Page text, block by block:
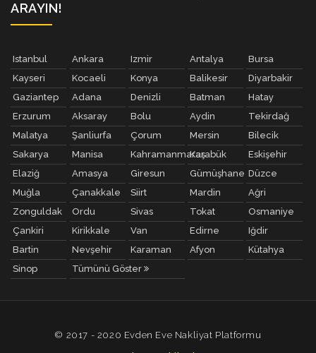
ARAYIN!
Istanbul Ankara Izmir Antalya
Bursa
Kayseri
Kocaeli Konya Balikesir
Diyarbakir
Gaziantep
Adana Denizli Batman
Hatay
Erzurum
Aksaray Bolu Aydin
Tekirdağ
Malatya
Şanliurfa Çorum Mersin
Bilecik
Sakarya
Manisa KahramanmaraşKarabük
Eskişehir
Elaziğ
Amasya Giresun Gümüşhane Düzce
Muğla
Çanakkale Siirt Mardin
Ağri
Zonguldak
Ordu Sivas Tokat
Osmaniye
Çankiri
Kirikkale Van Edirne
Iğdir
Bartin
Nevşehir Karaman Afyon
Kütahya
Sinop
Tümünü Göster
© 2017 - 2020 Evden Eve Nakliyat Platformu